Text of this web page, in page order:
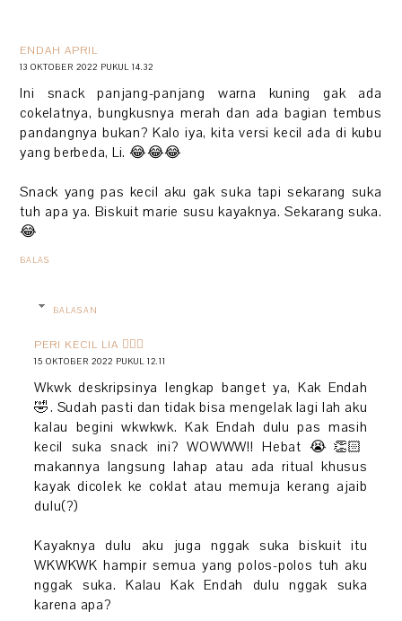
ENDAH APRIL
13 OKTOBER 2022 PUKUL 14.32
Ini snack panjang-panjang warna kuning gak ada
cokelatnya, bungkusnya merah dan ada bagian tembus
pandangnya bukan? Kalo iya, kita versi kecil ada di kubu
yang berbeda, Li. 😂😂😂
Snack yang pas kecil aku gak suka tapi sekarang suka
tuh apa ya. Biskuit marie susu kayaknya. Sekarang suka.
😂
BALAS
BALASAN
PERI KECIL LIA 🧚🏻‍♀️
15 OKTOBER 2022 PUKUL 12.11
Wkwk deskripsinya lengkap banget ya, Kak Endah
🤣. Sudah pasti dan tidak bisa mengelak lagi lah aku
kalau begini wkwkwk. Kak Endah dulu pas masih
kecil suka snack ini? WOWWW!! Hebat 😭👏🏻
makannya langsung lahap atau ada ritual khusus
kayak dicolek ke coklat atau memuja kerang ajaib
dulu(?)
Kayaknya dulu aku juga nggak suka biskuit itu
WKWKWK hampir semua yang polos-polos tuh aku
nggak suka. Kalau Kak Endah dulu nggak suka
karena apa?